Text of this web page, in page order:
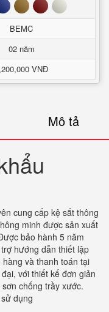
Nâu Đỏ Trắng
BEMC
02 năm
VNĐ
Mô tả
cung cấp kệ sắt thông
minh được sản xuất
bảo hành 5 năm
hướng dẫn thiết lập
và thanh toán tại
với thiết kế đơn giản
chống trầy xước.
dụng